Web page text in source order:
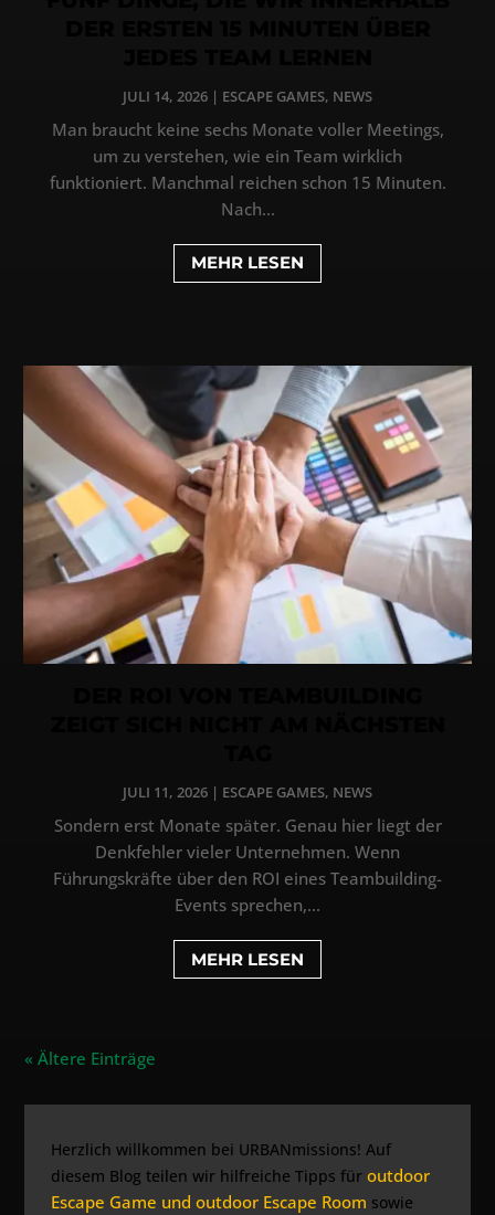
JULI 14, 2026 | ESCAPE GAMES, NEWS
Man braucht keine sechs Monate voller Meetings,
um zu verstehen, wie ein Team wirklich
funktioniert. Manchmal reichen schon 15 Minuten.
Nach...
MEHR LESEN
JULI 11, 2026 | ESCAPE GAMES, NEWS
Sondern erst Monate später. Genau hier liegt der
Denkfehler vieler Unternehmen. Wenn
Führungskräfte über den ROI eines Teambuilding-
Events sprechen,...
MEHR LESEN
« Ältere Einträge
Herzlich willkommen bei URBANmissions! Auf
diesem Blog teilen wir hilfreiche Tipps füroutdoor
Escape Game und outdoor Escape Room sowie